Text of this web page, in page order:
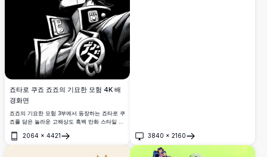
죠타로 쿠죠 죠죠의 기묘한 모험 4K 배
경화면
죠죠의 기묘한 모험 3부에서 등장하는 죠타로 쿠
죠를 담은 놀라운 고해상도 흑백 만화 스타일 배
적인 모자, 그리고 클래식 JOJO 로고 디자인.
2064 × 4421
열기
3840 × 2160
열기